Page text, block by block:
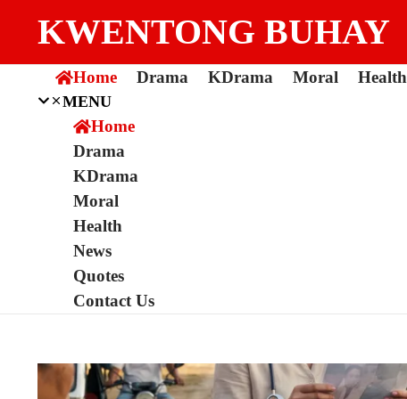
KWENTONG BUHAY
Home Drama KDrama Moral Health
MENU
Home
Drama
KDrama
Moral
Health
News
Quotes
Contact Us